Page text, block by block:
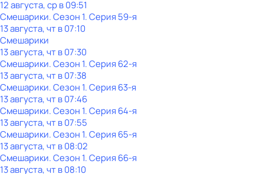
12 августа, ср в 09:51
Смешарики. Сезон 1. Серия 59-я
13 августа, чт в 07:10
Смешарики
13 августа, чт в 07:30
Смешарики. Сезон 1. Серия 62-я
13 августа, чт в 07:38
Смешарики. Сезон 1. Серия 63-я
13 августа, чт в 07:46
Смешарики. Сезон 1. Серия 64-я
13 августа, чт в 07:55
Смешарики. Сезон 1. Серия 65-я
13 августа, чт в 08:02
Смешарики. Сезон 1. Серия 66-я
13 августа, чт в 08:10